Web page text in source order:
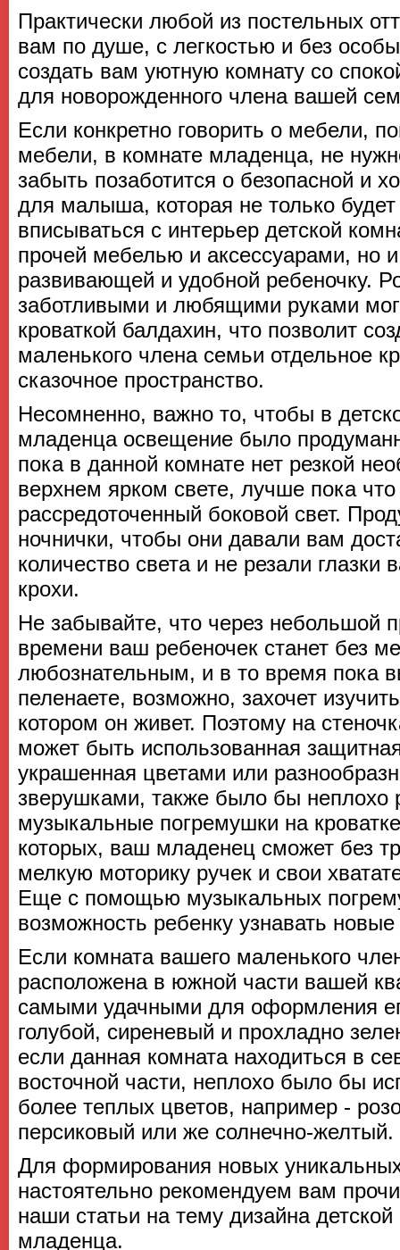
Практически любой из постельных
вам по душе, с легкостью и без
создать вам уютную комнату со
для новорожденного члена вашей
Если конкретно говорить о мебели,
мебели, в комнате младенца, не
забыть позаботится о безопасной и
для малыша, которая не только будет
вписываться с интерьер детской
прочей мебелью и аксессуарами, но и
развивающей и удобной ребеночку.
заботливыми и любящими руками
кроваткой балдахин, что позволит
маленького члена семьи отдельное
сказочное пространство.
Несомненно, важно то, чтобы в
младенца освещение было
пока в данной комнате нет резкой
верхнем ярком свете, лучше пока
рассредоточенный боковой свет.
ночнички, чтобы они давали вам
количество света и не резали глазки
крохи.
Не забывайте, что через небольшой
времени ваш ребеночек станет без
любознательным, и в то время пока
пеленаете, возможно, захочет
котором он живет. Поэтому на
может быть использованная
украшенная цветами или
зверушками, также было бы неплохо
музыкальные погремушки на
которых, ваш младенец сможет без
мелкую моторику ручек и свои
Еще с помощью музыкальных
возможность ребенку узнавать новые
Если комната вашего маленького
расположена в южной части вашей
самыми удачными для оформления
голубой, сиреневый и прохладно
если данная комната находиться в
восточной части, неплохо было бы
более теплых цветов, например -
персиковый или же солнечно-желтый.
Для формирования новых
настоятельно рекомендуем вам
наши статьи на тему дизайна
младенца.